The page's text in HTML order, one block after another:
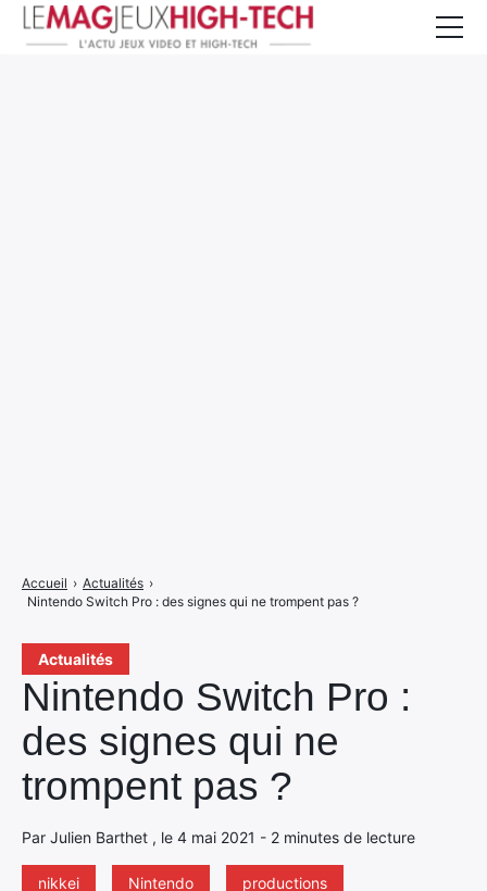
Actualités
Nintendo Switch Pro :
des signes qui ne
trompent pas ?
Par Julien Barthet , le 4 mai 2021 - 2 minutes de lecture
nikkei Nintendo
productions
Accueil › Actualités ›
Nintendo Switch Pro : des signes qui ne trompent pas ?